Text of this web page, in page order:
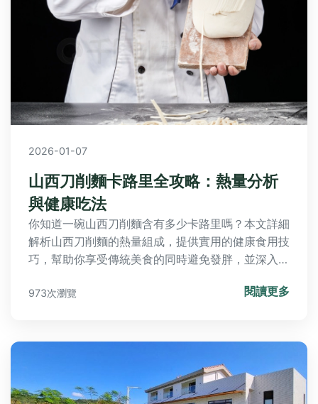
2026-01-07
山西刀削麵卡路里全攻略：熱量分析
與健康吃法
你知道一碗山西刀削麵含有多少卡路里嗎？本文詳細
解析山西刀削麵的熱量組成，提供實用的健康食用技
巧，幫助你享受傳統美食的同時避免發胖，並深入探
973次瀏覽 閱讀更多